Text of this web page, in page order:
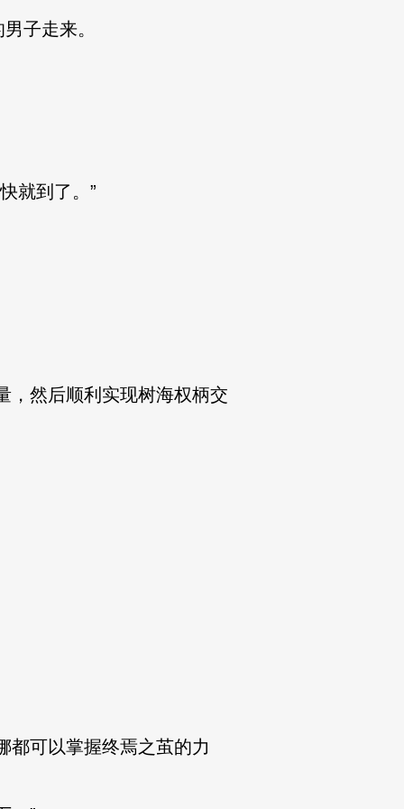
子走来。
就到了。”
然后顺利实现树海权柄交
可以掌握终焉之茧的力